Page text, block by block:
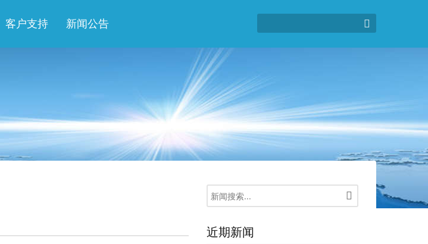
客户支持 新闻公告
近期新闻